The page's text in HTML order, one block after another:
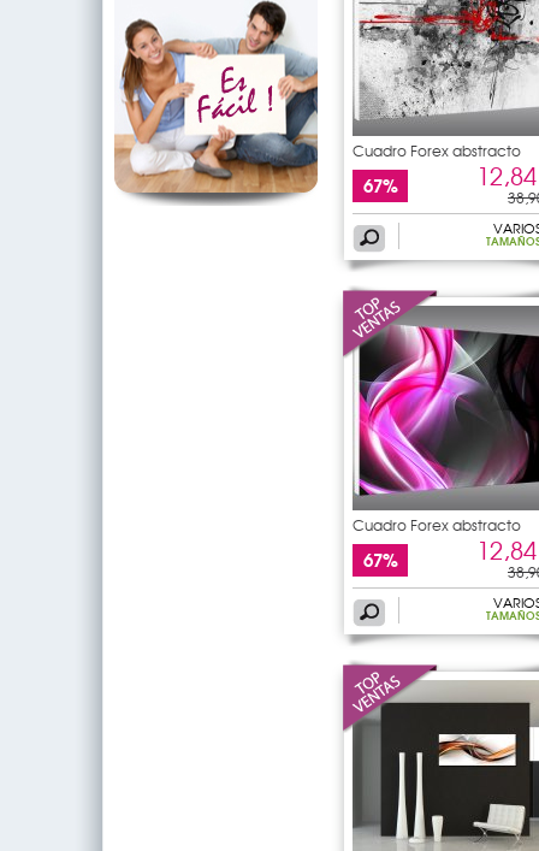
Cuadro Forex abstracto
67%
Cuadro Forex abstracto
67%